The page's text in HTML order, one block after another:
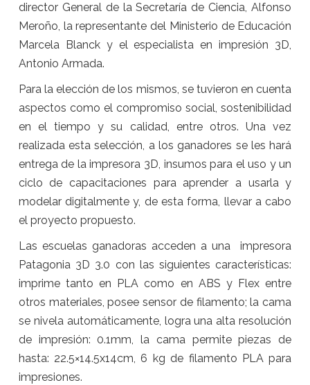
director General de la Secretaría de Ciencia, Alfonso
Meroño, la representante del Ministerio de Educación
Marcela Blanck y el especialista en impresión 3D,
Antonio Armada.
Para la elección de los mismos, se tuvieron en cuenta
aspectos como el compromiso social, sostenibilidad
en el tiempo y su calidad, entre otros. Una vez
realizada esta selección, a los ganadores se les hará
entrega de la impresora 3D, insumos para el uso y un
ciclo de capacitaciones para aprender a usarla y
modelar digitalmente y, de esta forma, llevar a cabo
el proyecto propuesto.
Las escuelas ganadoras acceden a una impresora
Patagonia 3D 3.0 con las siguientes características:
imprime tanto en PLA como en ABS y Flex entre
otros materiales, posee sensor de filamento; la cama
se nivela automáticamente, logra una alta resolución
de impresión: 0.1mm, la cama permite piezas de
hasta: 22.5×14.5x14cm, 6 kg de filamento PLA para
impresiones.